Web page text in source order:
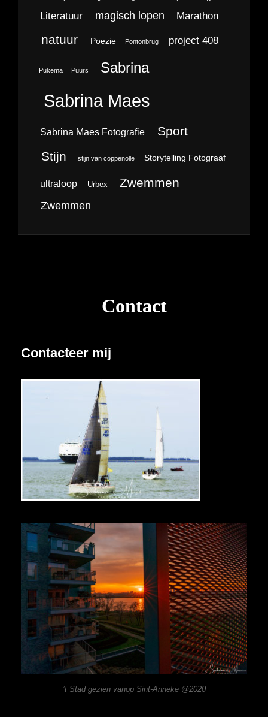
Literatuur magisch lopen Marathon
natuur Poezie Pontonbrug project 408
Pukema Puurs Sabrina
Sabrina Maes
Sabrina Maes Fotografie Sport
Stijn stijn van coppenolle Storytelling Fotograaf
ultraloop Urbex Zwemmen
Zwemmen
Contact
Contacteer mij
’t Stad gezien vanop Sint-Anneke @2020